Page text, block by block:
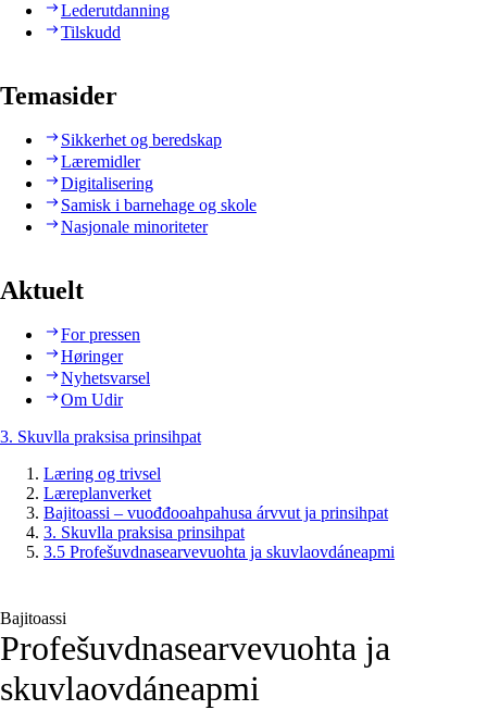
Lederutdanning
Tilskudd
Temasider
Sikkerhet og beredskap
Læremidler
Digitalisering
Samisk i barnehage og skole
Nasjonale minoriteter
Aktuelt
For pressen
Høringer
Nyhetsvarsel
Om Udir
3. Skuvlla praksisa prinsihpat
Læring og trivsel
Læreplanverket
Bajitoassi – vuođđooahpahusa árvvut ja prinsihpat
3. Skuvlla praksisa prinsihpat
3.5 Profešuvdnasearvevuohta ja skuvlaovdáneapmi
Bajitoassi
Profešuvdnasearvevuohta ja
skuvlaovdáneapmi